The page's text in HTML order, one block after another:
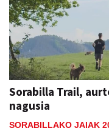
Sorabilla Trail,
nagusia
SORABILLAKO JAIAK